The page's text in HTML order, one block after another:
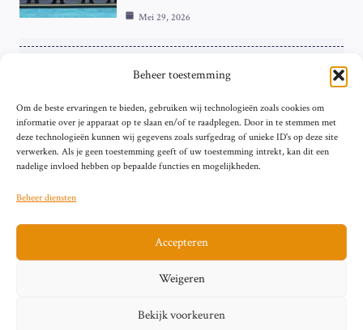
Beheer toestemming
Om de beste ervaringen te bieden, gebruiken wij technologieën zoals cookies om
informatie over je apparaat op te slaan en/of te raadplegen. Door in te stemmen met
deze technologieën kunnen wij gegevens zoals surfgedrag of unieke ID's op deze site
verwerken. Als je geen toestemming geeft of uw toestemming intrekt, kan dit een
nadelige invloed hebben op bepaalde functies en mogelijkheden.
Beheer diensten
Accepteren
Weigeren
Bekijk voorkeuren
Mei 29, 2026
ZAKELIJK
Hardnekkige Inflatie bij de ‘Grote Vier’
van de Eurozone
Mei 29, 2026
Sitemap Contact Privacybeleid (EU)
Impressum
Cookiebeleid (EU)